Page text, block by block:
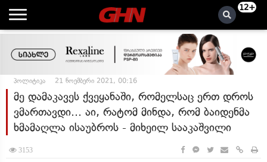
12+
პოლიტიკა 21 ნოემბერი 2021, 00:16
მე დამაკავეს ქვეყანაში, რომელსაც ერთ დროს
ვმართავდი... აი, რატომ მინდა, რომ ბაიდენმა
ხმამაღლა ისაუბროს - მიხეილ სააკაშვილი
3153